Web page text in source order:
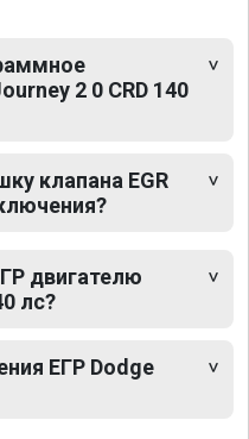
2 0 CRD 140
клапана EGR
двигателю
лс?
ЕГР Dodge